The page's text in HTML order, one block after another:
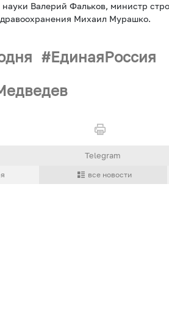
Валерий Фальков, министр
Михаил Мурашко.
ЕдинаяРоссия